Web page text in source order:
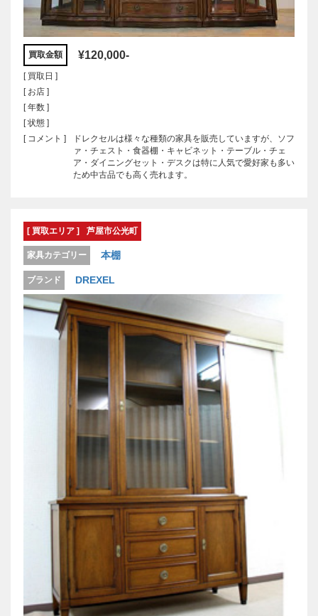
買取金額 ¥120,000-
[ 買取日 ]
[ お店 ]
[ 年数 ]
[ 状態 ]
[ コメント ]
ドレクセルは様々な種類の家具を販売していますが、ソフ
ァ・チェスト・食器棚・キャビネット・テーブル・チェ
ア・ダイニングセット・デスクは特に人気で愛好家も多い
ため中古品でも高く売れます。
[ 買取エリア ] 芦屋市公光町
家具カテゴリー 本棚
ブランド DREXEL